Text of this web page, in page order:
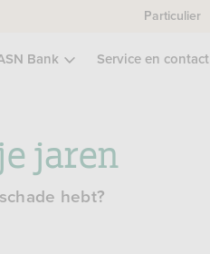
Particulier
Bank Service en contact
jaren
hebt?